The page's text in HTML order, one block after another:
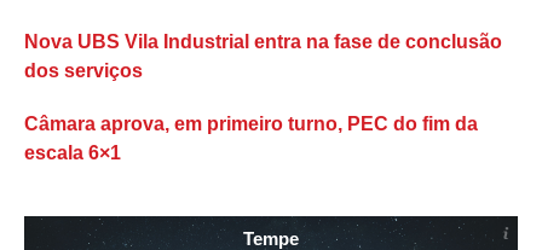
Nova UBS Vila Industrial entra na fase de conclusão
dos serviços
Câmara aprova, em primeiro turno, PEC do fim da
escala 6×1
Tempe